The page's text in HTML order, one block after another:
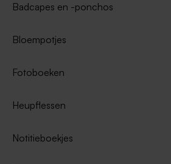
Badcapes en -ponchos
Bloempotjes
Fotoboeken
Heupflessen
Notitieboekjes